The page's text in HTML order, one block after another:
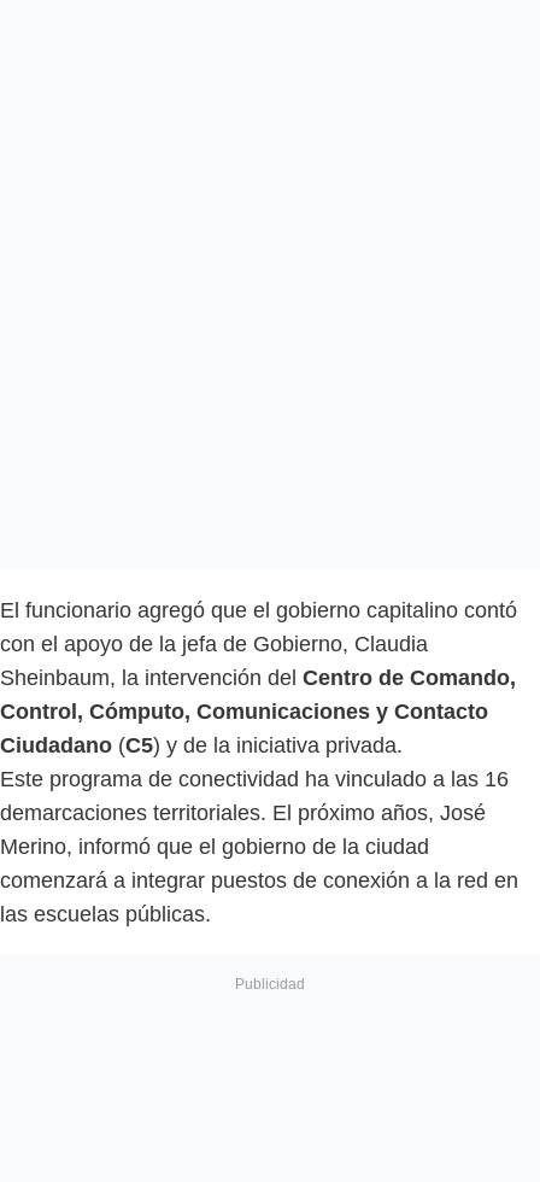
El funcionario agregó que el gobierno capitalino contó
con el apoyo de la jefa de Gobierno, Claudia
Sheinbaum, la intervención del Centro de Comando,
Control, Cómputo, Comunicaciones y Contacto
Ciudadano (C5) y de la iniciativa privada.
Este programa de conectividad ha vinculado a las 16
demarcaciones territoriales. El próximo años, José
Merino, informó que el gobierno de la ciudad
comenzará a integrar puestos de conexión a la red en
las escuelas públicas.